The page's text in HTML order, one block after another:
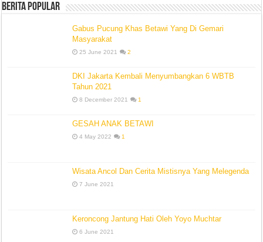
Berita Popular
Gabus Pucung Khas Betawi Yang Di Gemari
Masyarakat
25 June 2021 2
DKI Jakarta Kembali Menyumbangkan 6 WBTB
Tahun 2021
8 December 2021 1
GESAH ANAK BETAWI
4 May 2022 1
Wisata Ancol Dan Cerita Mistisnya Yang Melegenda
7 June 2021
Keroncong Jantung Hati Oleh Yoyo Muchtar
6 June 2021